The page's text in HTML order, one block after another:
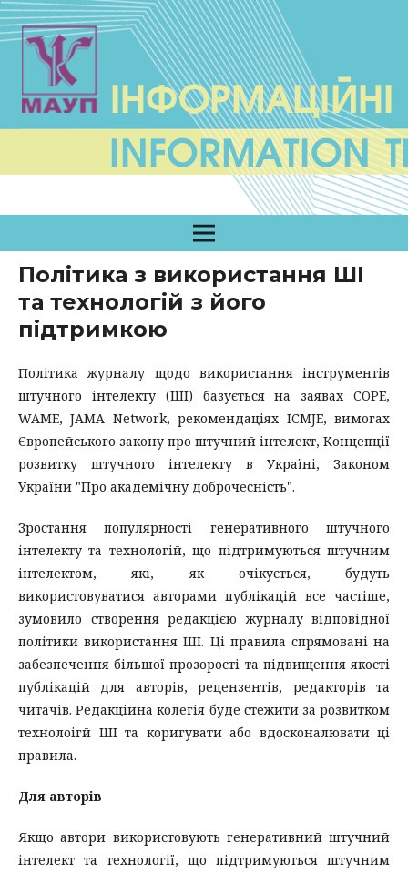
Політика з використання ШІ
та технологій з його
підтримкою
Політика журналу щодо використання інструментів
штучного інтелекту (ШІ) базується на заявах COPE,
WAME, JAMA Network, рекомендаціях ICMJE, вимогах
Європейського закону про штучний інтелект, Концепції
розвитку штучного інтелекту в Україні, Законом
України "Про академічну доброчесність".
Зростання популярності генеративного штучного
інтелекту та технологій, що підтримуються штучним
інтелектом, які, як очікується, будуть
використовуватися авторами публікацій все частіше,
зумовило створення редакцією журналу відповідної
політики використання ШІ. Ці правила спрямовані на
забезпечення більшої прозорості та підвищення якості
публікацій для авторів, рецензентів, редакторів та
читачів. Редакційна колегія буде стежити за розвитком
технолоігй ШІ та коригувати або вдосконалювати ці
правила.
Для авторів
Якщо автори використовують генеративний штучний
інтелект та технології, що підтримуються штучним